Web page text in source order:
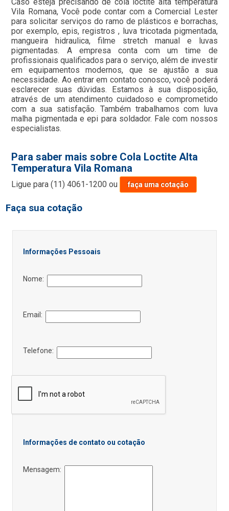
Vila Romana, Você pode contar com a Comercial Lester
para solicitar serviços do ramo de plásticos e borrachas,
por exemplo, epis, registros , luva tricotada pigmentada,
mangueira hidraulica, filme stretch manual e luvas
pigmentadas. A empresa conta com um time de
profissionais qualificados para o serviço, além de investir
em equipamentos modernos, que se ajustão a sua
necessidade. Ao entrar em contato conosco, você poderá
esclarecer suas dúvidas. Estamos à sua disposição,
através de um atendimento cuidadoso e comprometido
com a sua satisfação. Também trabalhamos com luva
malha pigmentada e epi para soldador. Fale com nossos
especialistas.
Para saber mais sobre Cola Loctite Alta
Temperatura Vila Romana
Ligue para(11) 4061-1200 ou faça uma cotação
Faça sua cotação
Informações Pessoais
Nome:
Email:
Telefone:
Informações de contato ou cotação
Mensagem: